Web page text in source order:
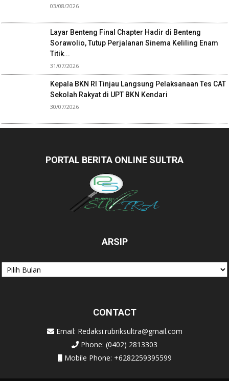
03/08/2026
Layar Benteng Final Chapter Hadir di Benteng
Sorawolio, Tutup Perjalanan Sinema Keliling Enam
Titik...
31/07/2026
Kepala BKN RI Tinjau Langsung Pelaksanaan Tes CAT
Sekolah Rakyat di UPT BKN Kendari
30/07/2026
PORTAL BERITA ONLINE SULTRA
ARSIP
Arsip
CONTACT
Email: Redaksi.rubriksultra@gmail.com
Phone: (0402) 2813303
Mobile Phone: +6282259395599